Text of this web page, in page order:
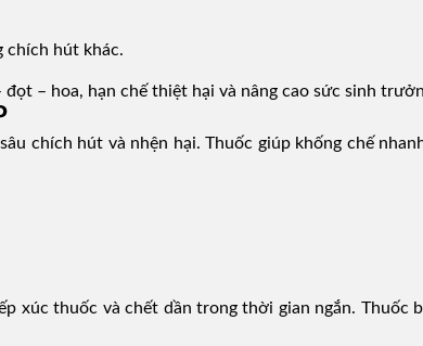
chích hút khác.
– hoa, hạn chế thiệt hại và nâng cao sức sinh
chích hút và nhện hại. Thuốc giúp khống chế
xúc thuốc và chết dần trong thời gian ngắn.